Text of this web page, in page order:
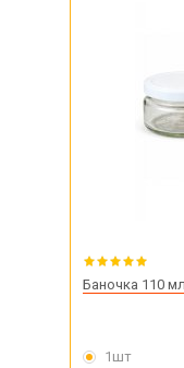
Баночка 110
1шт